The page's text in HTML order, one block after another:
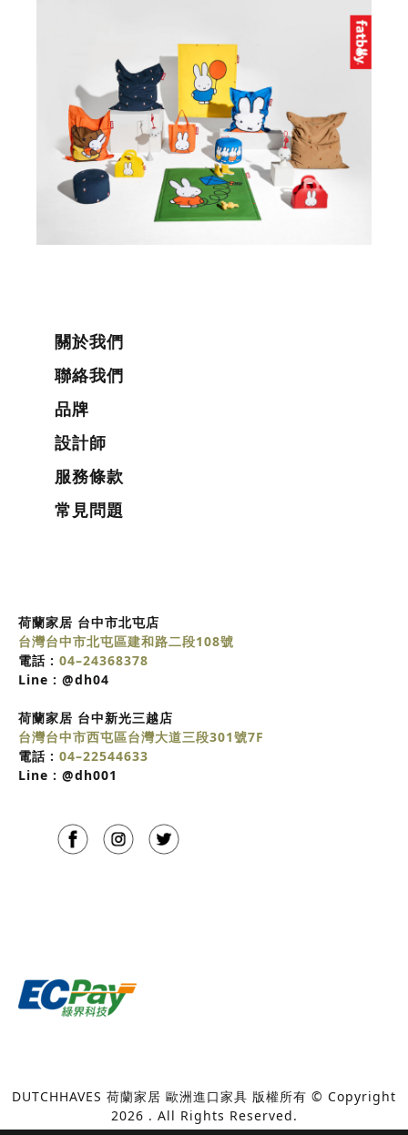
關於我們
聯絡我們
品牌
設計師
服務條款
常見問題
荷蘭家居 台中市北屯店
台灣台中市北屯區建和路二段108號
電話 : 04–24368378
Line : @dh04
荷蘭家居 台中新光三越店
台灣台中市西屯區台灣大道三段301號7F
電話 : 04–22544633
Line : @dh001
DUTCHHAVES 荷蘭家居 歐洲進口家具 版權所有 © Copyright
2026 . All Rights Reserved.